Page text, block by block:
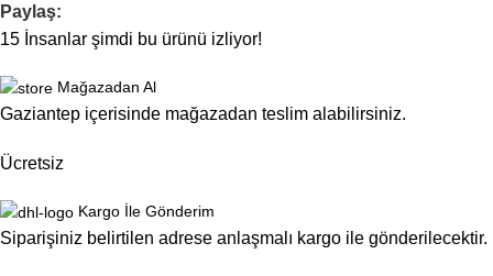
Paylaş:
15 İnsanlar şimdi bu ürünü izliyor!
Mağazadan Al
Gaziantep içerisinde mağazadan teslim alabilirsiniz.
Ücretsiz
Kargo İle Gönderim
Siparişiniz belirtilen adrese anlaşmalı kargo ile gönderilecektir.